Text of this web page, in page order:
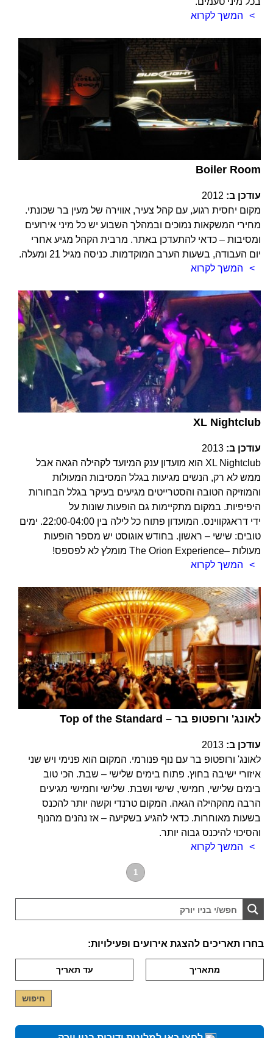
המשך לקרוא
Boiler Room
עודכן ב: 2012
מקום יחסית רגוע, עם קהל צעיר, אווירה של מעין בר שכונתי.
מחירי המשקאות נמוכים ובמהלך השבוע יש כל מיני אירועים
ומסיבות – כדאי להתעדכן באתר. מרבית הקהל מגיע אחרי
יום העבודה, בשעות הערב המוקדמות. כניסה מגיל 21 ומעלה.
המשך לקרוא
XL Nightclub
עודכן ב: 2013
XL Nightclub הוא מועדון ענק המיועד לקהילה הגאה אבל
ממש לא רק, הנשים מגיעות בגלל המסיבות המעולות
והמוזיקה הטובה והסטרייטים מגיעים בעיקר בגלל הבחורות
היפיפיות. במקום מתקיימות גם הופעות שונות על
ידי דראגקווינס. המועדון פתוח כל לילה בין 22:00-04:00. ימים
טובים: שישי – ראשון. בחודש אוגוסט יש מספר הופעות
מעולות –The Orion Experience מומלץ לא לפספס!
המשך לקרוא
Top of the Standard – לאונג' ורופטופ בר
עודכן ב: 2013
לאונג' ורופטופ בר עם נוף פנורמי. המקום הוא פנימי ויש שני
איזורי ישיבה בחוץ. פתוח בימים שלישי – שבת. הכי טוב
בימים שלישי, חמישי, שישי ושבת. שלישי וחמישי מגיעים
הרבה מהקהילה הגאה. המקום טרנדי וקשה יותר להכנס
בשעות מאוחרות. כדאי להגיע בשקיעה – אז נהנים מהנוף
והסיכוי להיכנס גבוה יותר.
המשך לקרוא
1
בחרו תאריכים להצגת אירועים ופעילויות: